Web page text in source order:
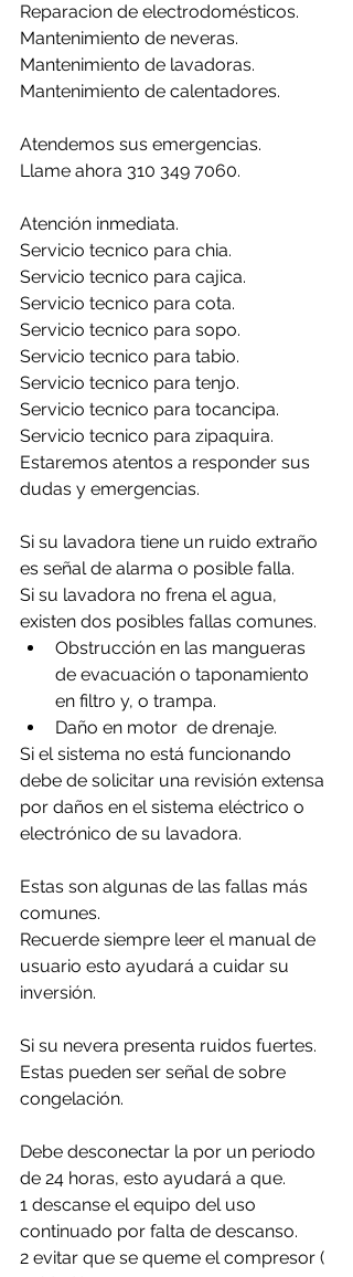
Reparacion de electrodomésticos.
Mantenimiento de neveras.
Mantenimiento de lavadoras.
Mantenimiento de calentadores.
Atendemos sus emergencias.
Llame ahora 310 349 7060.
Atención inmediata.
Servicio tecnico para chia.
Servicio tecnico para cajica.
Servicio tecnico para cota.
Servicio tecnico para sopo.
Servicio tecnico para tabio.
Servicio tecnico para tenjo.
Servicio tecnico para tocancipa.
Servicio tecnico para zipaquira.
Estaremos atentos a responder sus
dudas y emergencias.
Si su lavadora tiene un ruido extraño
es señal de alarma o posible falla.
Si su lavadora no frena el agua,
existen dos posibles fallas comunes.
Obstrucción en las mangueras
de evacuación o taponamiento
en filtro y, o trampa.
Daño en motor  de drenaje.
Si el sistema no está funcionando
debe de solicitar una revisión extensa
por daños en el sistema eléctrico o
electrónico de su lavadora.
Estas son algunas de las fallas más
comunes.
Recuerde siempre leer el manual de
usuario esto ayudará a cuidar su
inversión.
Si su nevera presenta ruidos fuertes.
Estas pueden ser señal de sobre
congelación.
Debe desconectar la por un periodo
de 24 horas, esto ayudará a que.
1 descanse el equipo del uso
continuado por falta de descanso.
2 evitar que se queme el compresor (